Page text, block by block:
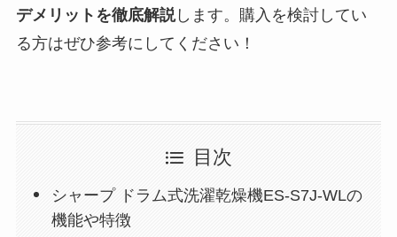
デメリットを徹底解説します。購入を検討してい
る方はぜひ参考にしてください！
目次
シャープ ドラム式洗濯乾燥機ES-S7J-WLの
機能や特徴